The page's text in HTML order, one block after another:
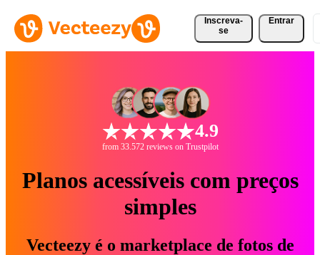
Inscreva-
se
Entrar
4.9
from 33.572 reviews on Trustpilot
Planos acessíveis com preços
simples
Vecteezy é o marketplace de fotos de